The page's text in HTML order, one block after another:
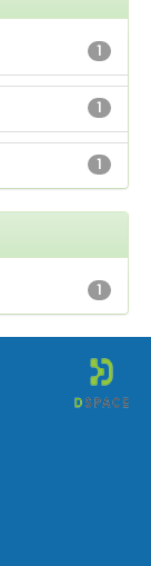
1
1
1
1